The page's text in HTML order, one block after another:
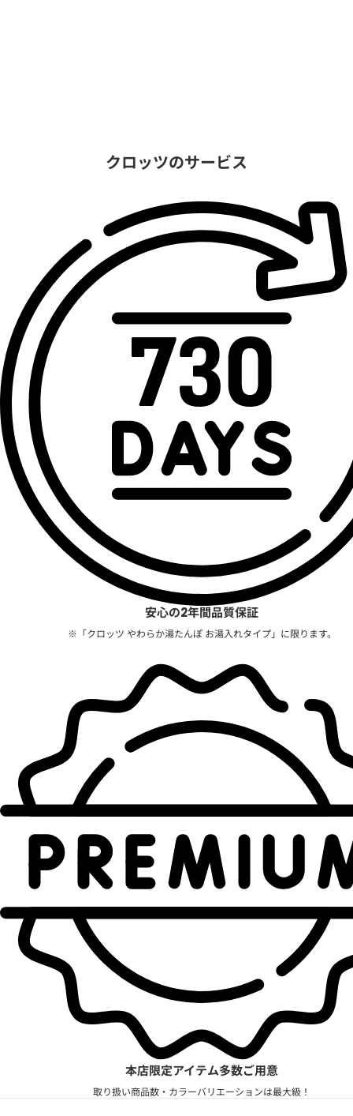
クロッツのサービス
安心の2年間品質保証
※「クロッツ やわらか湯たんぽ お湯入れタイプ」に限ります。
本店限定アイテム多数ご用意
取り扱い商品数・カラーバリエーションは最大級！